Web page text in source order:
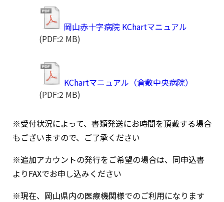
岡山赤十字病院 KChartマニュアル
(PDF:2 MB)
KChartマニュアル（倉敷中央病院）
(PDF:2 MB)
※受付状況によって、書類発送にお時間を頂戴する場合
もございますので、ご了承ください
※追加アカウントの発行をご希望の場合は、同申込書
よりFAXでお申し込みください
※現在、岡山県内の医療機関様でのご利用になります